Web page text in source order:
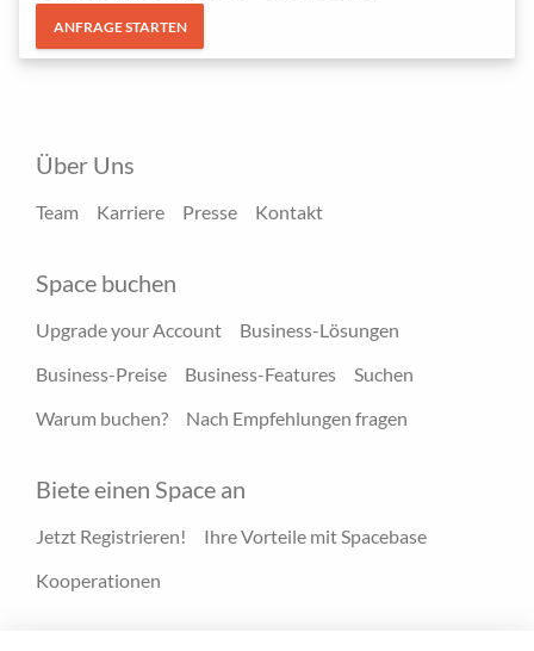
ANFRAGE STARTEN
Über Uns
Team Karriere Presse Kontakt
Space buchen
Upgrade your Account
Business-Lösungen
Business-Preise
Business-Features
Suchen
Warum buchen?
Nach Empfehlungen fragen
Biete einen Space an
Jetzt Registrieren!
Ihre Vorteile mit Spacebase
Kooperationen